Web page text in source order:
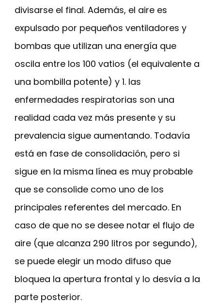
divisarse el final. Además, el aire es
expulsado por pequeños ventiladores y
bombas que utilizan una energía que
oscila entre los 100 vatios (el equivalente a
una bombilla potente) y 1. las
enfermedades respiratorias son una
realidad cada vez más presente y su
prevalencia sigue aumentando. Todavía
está en fase de consolidación, pero si
sigue en la misma línea es muy probable
que se consolide como uno de los
principales referentes del mercado. En
caso de que no se desee notar el flujo de
aire (que alcanza 290 litros por segundo),
se puede elegir un modo difuso que
bloquea la apertura frontal y lo desvía a la
parte posterior.